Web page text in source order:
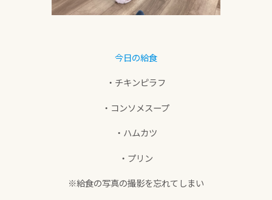
今日の給食
・チキンピラフ
・コンソメスープ
・ハムカツ
・プリン
※給食の写真の撮影を忘れてしまい